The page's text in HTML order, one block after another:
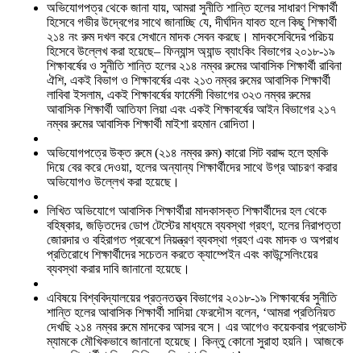
অভিযোগপত্র থেকে জানা যায়, আমরা সুনীতি শান্তি হলের সাধারণ শিক্ষার্থী
হিসেবে গভীর উদ্বেগের সাথে জানাচ্ছি যে, দীর্ঘদিন যাবত হলে কিছু শিক্ষার্থী
২১৪ নং রুম দখল করে সেখানে মাদক সেবন করছে। মাদকসেবিদের পরিচয়
হিসেবে উল্লেখ করা হয়েছে– ফিন্যান্স অ্যান্ড ব্যাংকিং বিভাগের ২০১৮-১৯
শিক্ষাবর্ষের ও সুনীতি শান্তি হলের ২১৪ নম্বর রুমের আবাসিক শিক্ষার্থী রাবিনা
ঐশি, একই বিভাগ ও শিক্ষাবর্ষের এবং ২১৩ নম্বর রুমের আবাসিক শিক্ষার্থী
লাবিবা ইসলাম, একই শিক্ষাবর্ষের ফার্মেসী বিভাগের ৩২৩ নম্বর রুমের
আবাসিক শিক্ষার্থী আতিফা লিয়া এবং একই শিক্ষাবর্ষের আইন বিভাগের ২১৭
নম্বর রুমের আবাসিক শিক্ষার্থী মাইশা রহমান রোদিতা।
অভিযোগপত্রে উক্ত রুমে (২১৪ নম্বর রুম) কারো সিট বরাদ্দ হলে হুমকি
দিয়ে বের করে দেওয়া, হলের অন্যান্য শিক্ষার্থীদের সাথে উগ্র আচরণ করার
অভিযোগও উল্লেখ করা হয়েছে।
লিখিত অভিযোগে আবাসিক শিক্ষার্থীরা মাদকাসক্ত শিক্ষার্থীদের হল থেকে
বহিষ্কার, জড়িতদের ডোপ টেস্টের মাধ্যমে ব্যবস্থা গ্রহণ, হলের নিরাপত্তা
জোরদার ও বহিরাগত প্রবেশে নিয়ন্ত্রণ ব্যবস্থা গ্রহণ এবং মাদক ও অপরাধ
প্রতিরোধে শিক্ষার্থীদের সচেতন করতে ক্যাম্পেইন এবং কাউন্সেলিংয়ের
ব্যবস্থা করার দাবি জানানো হয়েছে।
এবিষয়ে বিশ্ববিদ্যালয়ের প্রত্নতত্ত্ব বিভাগের ২০১৮-১৯ শিক্ষাবর্ষের সুনীতি
শান্তি হলের আবাসিক শিক্ষার্থী সাদিয়া ফেরদৌস বলেন, ‘আমরা প্রতিনিয়ত
দেখছি ২১৪ নম্বর রুমে মাদকের আসর বসে। এর আগেও কয়েকবার প্রভোস্ট
ম্যামকে মৌখিকভাবে জানানো হয়েছে। কিন্তু কোনো সুরাহা হয়নি। আজকে